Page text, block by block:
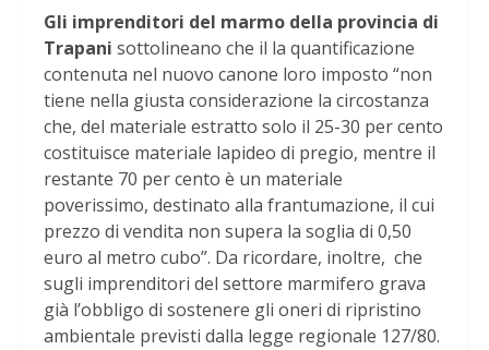
Gli imprenditori del marmo della provincia di
Trapani sottolineano che il la quantificazione
contenuta nel nuovo canone loro imposto “non
tiene nella giusta considerazione la circostanza
che, del materiale estratto solo il 25-30 per cento
costituisce materiale lapideo di pregio, mentre il
restante 70 per cento è un materiale
poverissimo, destinato alla frantumazione, il cui
prezzo di vendita non supera la soglia di 0,50
euro al metro cubo”. Da ricordare, inoltre, che
sugli imprenditori del settore marmifero grava
già l’obbligo di sostenere gli oneri di ripristino
ambientale previsti dalla legge regionale 127/80.